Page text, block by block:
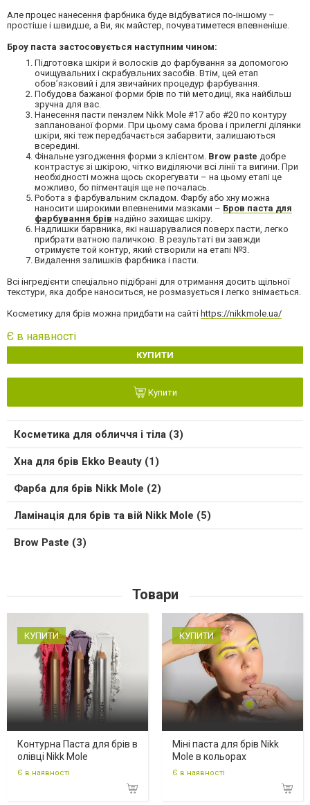
Але процес нанесення фарбника буде відбуватися по-іншому –
простіше і швидше, а Ви, як майстер, почуватиметеся впевненіше.
Броу паста застосовується наступним чином:
Підготовка шкіри й волосків до фарбування за допомогою
очищувальних і скрабувльних засобів. Втім, цей етап
обов’язковий і для звичайних процедур фарбування.
Побудова бажаної форми брів по тій методиці, яка найбільш
зручна для вас.
Нанесення пасти пензлем Nikk Mole #17 або #20 по контуру
запланованої форми. При цьому сама брова і прилеглі ділянки
шкіри, які теж передбачається забарвити, залишаються
всередині.
Фінальне узгодження форми з клієнтом. Brow paste добре
контрастує зі шкірою, чітко виділяючи всі лінії та вигини. При
необхідності можна щось скорегувати – на цьому етапі це
можливо, бо пігментація ще не почалась.
Робота з фарбувальним складом. Фарбу або хну можна
наносити широкими впевненими мазками – Бров паста для
фарбування брів надійно захищає шкіру.
Надлишки барвника, які нашарувалися поверх пасти, легко
прибрати ватною паличкою. В результаті ви завжди
отримуєте той контур, який створили на етапі №3.
Видалення залишків фарбника і пасти.
Всі інгредієнти спеціально підібрані для отримання досить щільної
текстури, яка добре наноситься, не розмазується і легко знімається.
Косметику для брів можна придбати на сайті https://nikkmole.ua/
Є в наявності
КУПИТИ
Купити
Косметика для обличчя і тіла (3)
Хна для брів Ekko Beauty (1)
Фарба для брів Nikk Mole (2)
Ламінація для брів та вій Nikk Mole (5)
Brow Paste (3)
Товари
КУПИТИ
Контурна Паста для брів в
олівці Nikk Mole
Є в наявності
КУПИТИ
Міні паста для брів Nikk
Mole в кольорах
Є в наявності